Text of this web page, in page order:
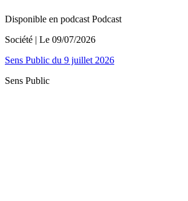
Disponible en podcast Podcast
Société | Le 09/07/2026
Sens Public du 9 juillet 2026
Sens Public